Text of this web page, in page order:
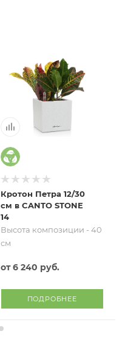
Кротон Петра 12/30
см в CANTO STONE
14
Высота композиции - 40
см
от6 240 руб.
ПОДРОБНЕЕ